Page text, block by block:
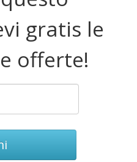
gratis le
offerte!